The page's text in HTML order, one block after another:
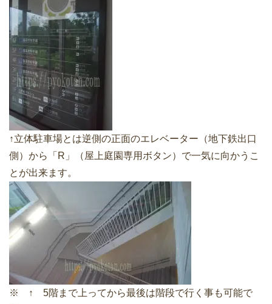
↑立体駐車場とは逆側の正面のエレベーター（地下鉄出口
側）から「R」（屋上庭園専用ボタン）で一気に向かうこ
とが出来ます。
※ ↑ 5階まで上ってから最後は階段で行く事も可能で